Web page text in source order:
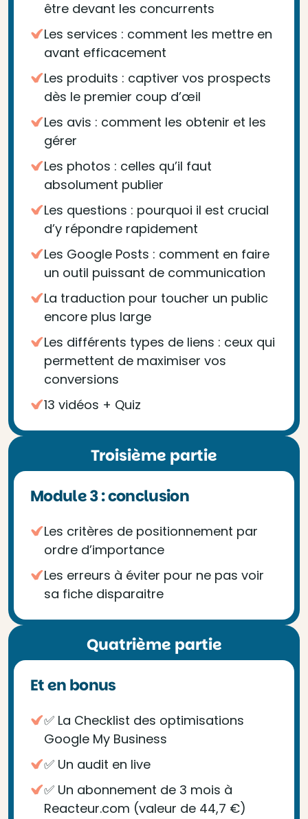
être devant les concurrents
Les services : comment les mettre en
avant efficacement
Les produits : captiver vos prospects
dès le premier coup d’œil
Les avis : comment les obtenir et les
gérer
Les photos : celles qu’il faut
absolument publier
Les questions : pourquoi il est crucial
d’y répondre rapidement
Les Google Posts : comment en faire
un outil puissant de communication
La traduction pour toucher un public
encore plus large
Les différents types de liens : ceux qui
permettent de maximiser vos
conversions
13 vidéos + Quiz
Troisième partie
Module 3 : conclusion
Les critères de positionnement par
ordre d’importance
Les erreurs à éviter pour ne pas voir
sa fiche disparaitre
Quatrième partie
Et en bonus
✅ La Checklist des optimisations
Google My Business
✅ Un audit en live
✅ Un abonnement de 3 mois à
Reacteur.com (valeur de 44,7 €)